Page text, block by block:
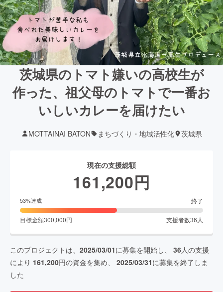
茨城県のトマト嫌いの高校生が
作った、祖父母のトマトで一番お
いしいカレーを届けたい
MOTTAINAI BATON まちづくり・地域活性化 茨城県
現在の支援総額
161,200円
53%達成 終了
目標金額300,000円 支援者数36 人
このプロジェクトは、 2025/03/01に募集を開始し、 36人の支援
により 161,200円の資金を集め、 2025/03/31に募集を終了しま
した